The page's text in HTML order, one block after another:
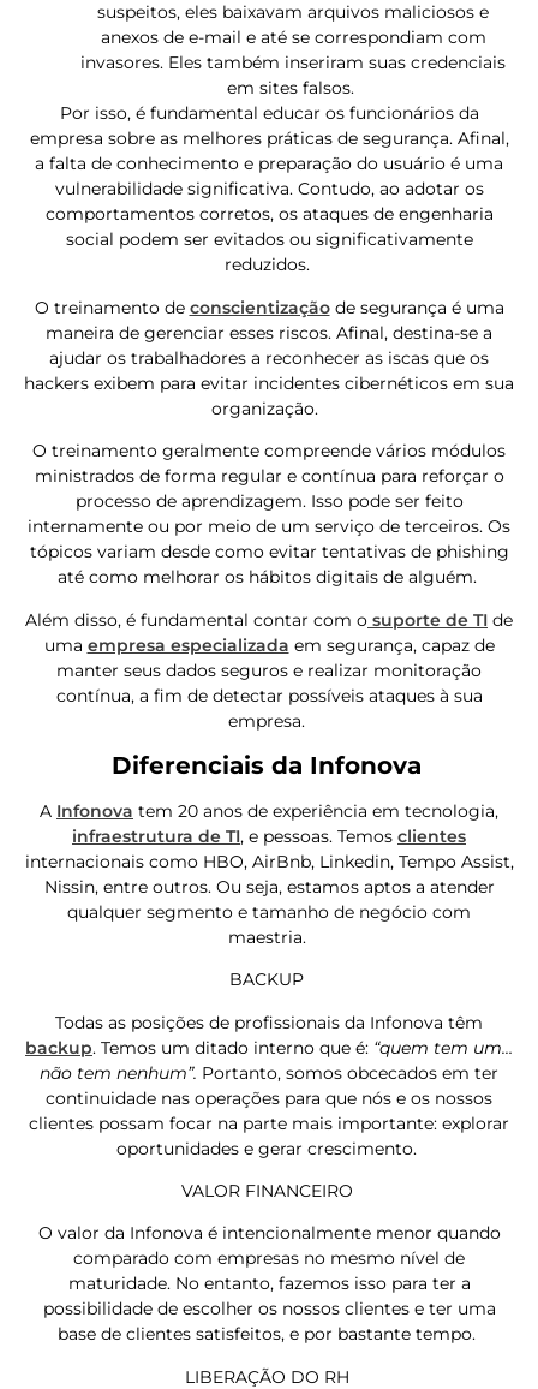
suspeitos, eles baixavam arquivos maliciosos e
anexos de e-mail e até se correspondiam com
invasores. Eles também inseriram suas credenciais
em sites falsos.
Por isso, é fundamental educar os funcionários da
empresa sobre as melhores práticas de segurança. Afinal,
a falta de conhecimento e preparação do usuário é uma
vulnerabilidade significativa. Contudo, ao adotar os
comportamentos corretos, os ataques de engenharia
social podem ser evitados ou significativamente
reduzidos.
O treinamento de conscientizaçãode segurança é uma
maneira de gerenciar esses riscos. Afinal, destina-se a
ajudar os trabalhadores a reconhecer as iscas que os
hackers exibem para evitar incidentes cibernéticos em sua
organização.
O treinamento geralmente compreende vários módulos
ministrados de forma regular e contínua para reforçar o
processo de aprendizagem. Isso pode ser feito
internamente ou por meio de um serviço de terceiros. Os
tópicos variam desde como evitar tentativas de phishing
até como melhorar os hábitos digitais de alguém.
Além disso, é fundamental contar com o suporte de TI de
uma empresa especializada em segurança, capaz de
manter seus dados seguros e realizar monitoração
contínua, a fim de detectar possíveis ataques à sua
empresa.
Diferenciais da Infonova
A Infonova tem 20 anos de experiência em tecnologia,
infraestrutura de TI, e pessoas. Temos clientes
internacionais como HBO, AirBnb, Linkedin, Tempo Assist,
Nissin, entre outros. Ou seja, estamos aptos a atender
qualquer segmento e tamanho de negócio com
maestria.
BACKUP
Todas as posições de profissionais da Infonova têm
backup. Temos um ditado interno que é: “quem tem um…
não tem nenhum”. Portanto, somos obcecados em ter
continuidade nas operações para que nós e os nossos
clientes possam focar na parte mais importante: explorar
oportunidades e gerar crescimento.
VALOR FINANCEIRO
O valor da Infonova é intencionalmente menor quando
comparado com empresas no mesmo nível de
maturidade. No entanto, fazemos isso para ter a
possibilidade de escolher os nossos clientes e ter uma
base de clientes satisfeitos, e por bastante tempo.
LIBERAÇÃO DO RH